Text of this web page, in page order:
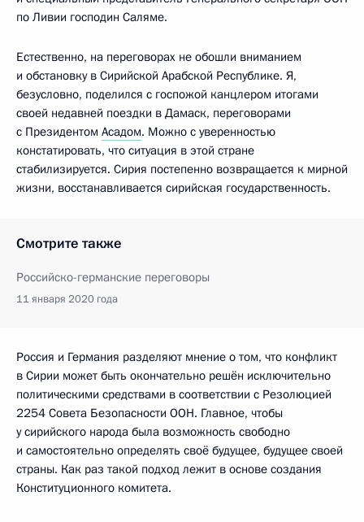
по Ливии господин Саляме.
Естественно, на переговорах не обошли вниманием
и обстановку в Сирийской Арабской Республике. Я,
безусловно, поделился с госпожой канцлером итогами
своей недавней поездки в Дамаск, переговорами
с Президентом Асадом. Можно с уверенностью
констатировать, что ситуация в этой стране
стабилизируется. Сирия постепенно возвращается к мирной
жизни, восстанавливается сирийская государственность.
Смотрите также
Российско-германские переговоры
11 января 2020 года
Россия и Германия разделяют мнение о том, что конфликт
в Сирии может быть окончательно решён исключительно
политическими средствами в соответствии с Резолюцией
2254 Совета Безопасности ООН. Главное, чтобы
у сирийского народа была возможность свободно
и самостоятельно определять своё будущее, будущее своей
страны. Как раз такой подход лежит в основе создания
Конституционного комитета.